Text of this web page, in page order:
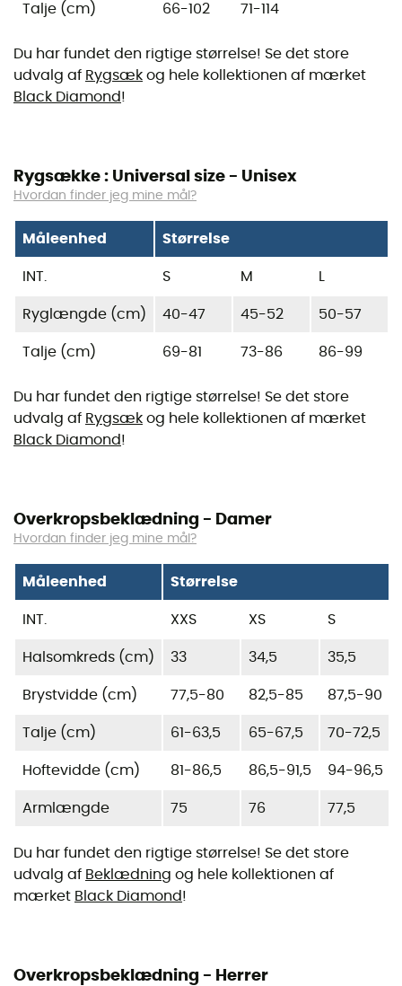
Talje (cm) 66-102 71-114
Du har fundet den rigtige størrelse! Se det store
udvalg af Rygsæk og hele kollektionen af mærket
Black Diamond!
Rygsække : Universal size - Unisex
Hvordan finder jeg mine mål?
Måleenhed Størrelse
INT. S M
Ryglængde (cm) 40-47 45-52 50-57
Talje (cm) 69-81 73-86 86-99
Du har fundet den rigtige størrelse! Se det store
udvalg af Rygsæk og hele kollektionen af mærket
Black Diamond!
Overkropsbeklædning - Damer
Hvordan finder jeg mine mål?
Måleenhed Størrelse
INT. XXS XS S
Halsomkreds (cm) 33 34,5 35,5
Brystvidde (cm) 77,5-80 82,5-85 87,5-90
Talje (cm) 61-63,5 65-67,5 70-72,5
Hoftevidde (cm) 81-86,5 86,5-91,5 94-96,5
Armlængde 75 76 77,5
Du har fundet den rigtige størrelse! Se det store
udvalg af Beklædning og hele kollektionen af
mærket Black Diamond!
Overkropsbeklædning - Herrer